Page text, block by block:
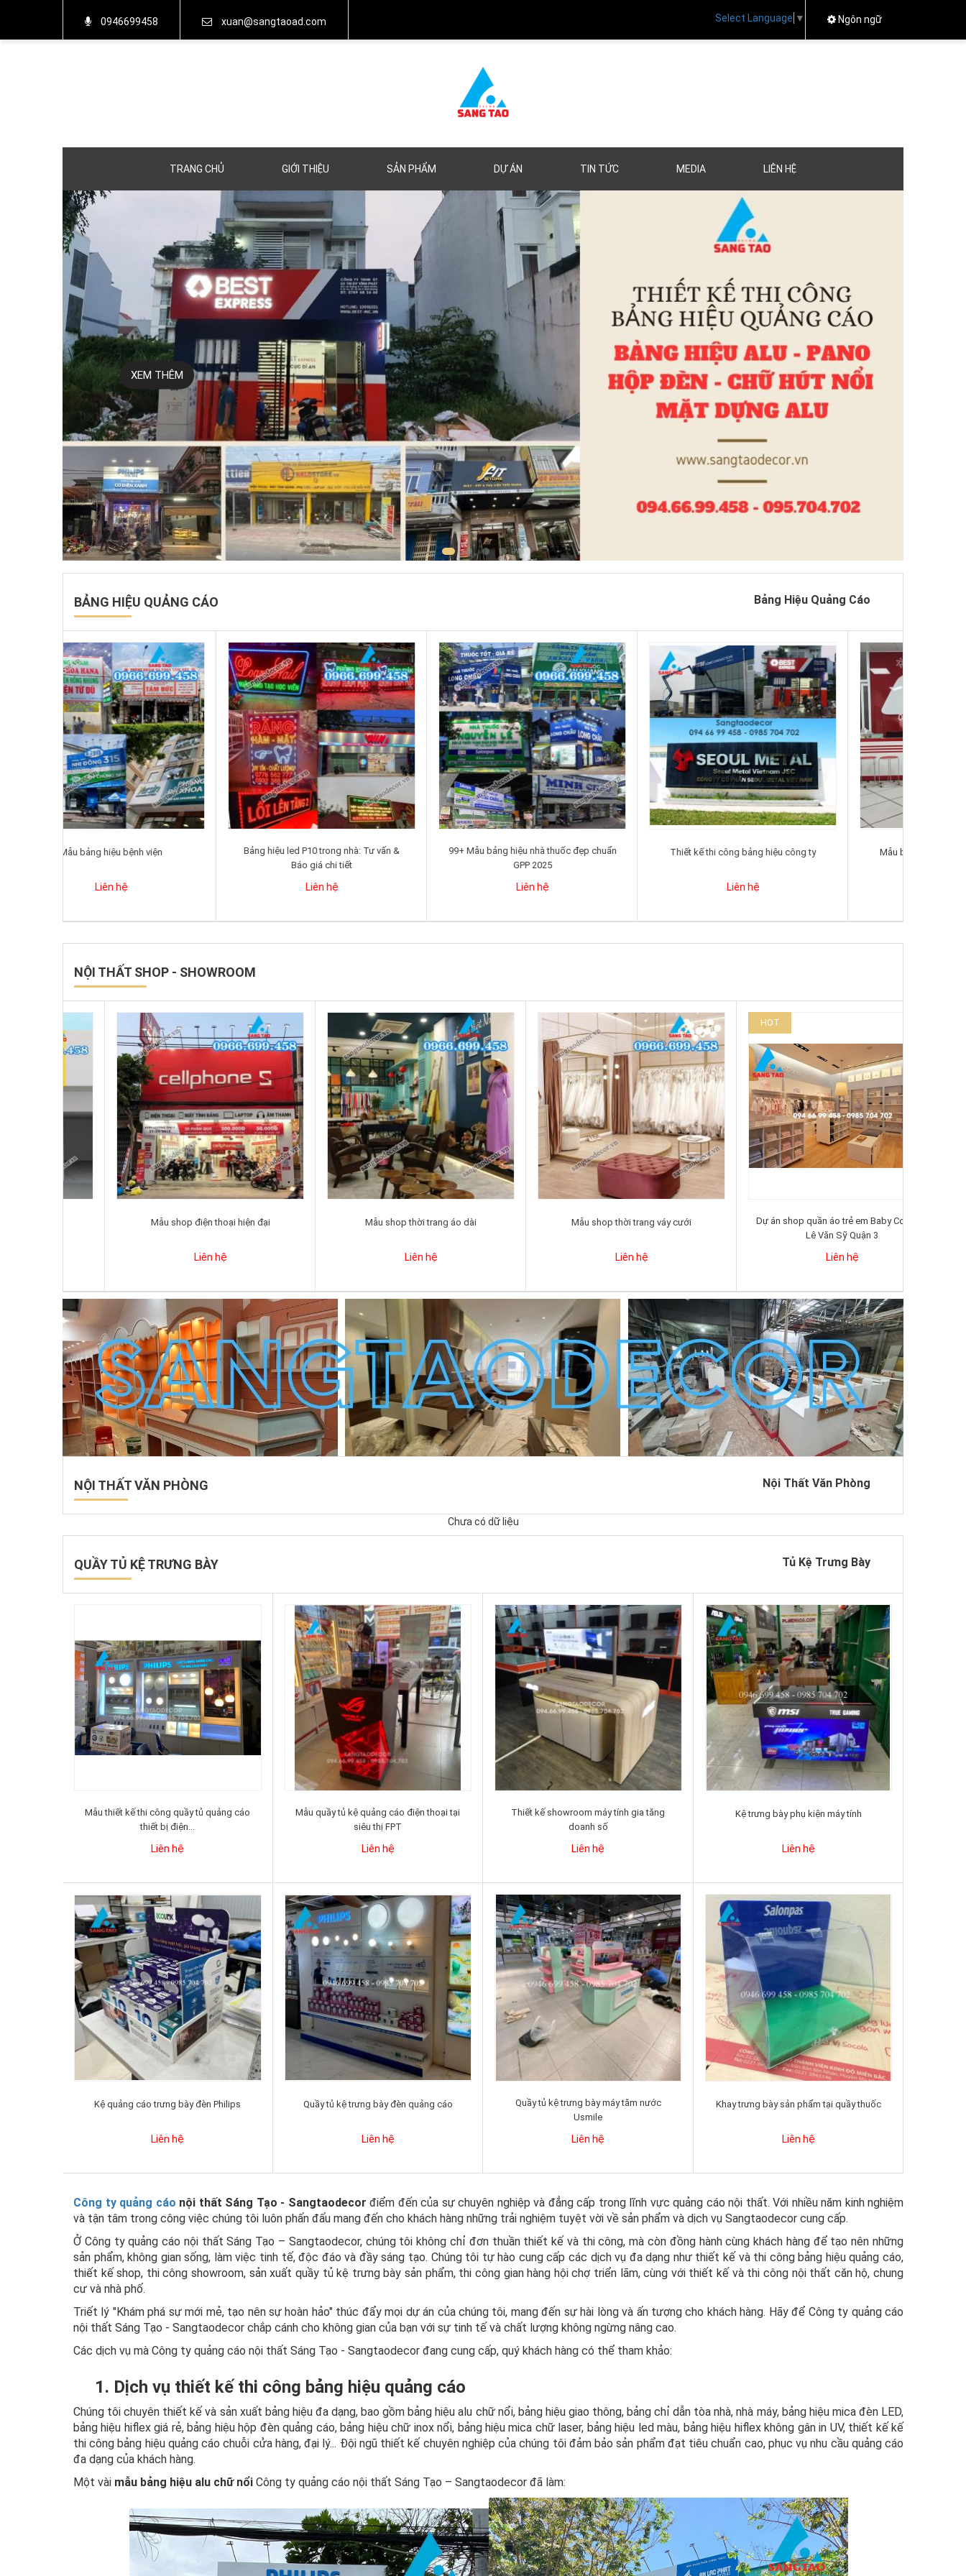
0946699458 xuan@sangtaoad.com Ngôn ngữ
Select Language ▼
TRANG CHỦ GIỚI THIỆU SẢN PHẨM DỰ ÁN TIN TỨC MEDIA LIÊN HỆ
XEM THÊM
BẢNG HIỆU QUẢNG CÁO Bảng Hiệu Quảng Cáo
Mẫu bảng hiệu bệnh viện
Bảng hiệu led P10 trong nhà: Tư vấn &
Báo giá chi tiết
99+ Mẫu bảng hiệu nhà thuốc đẹp chuẩn
Thiết kế thi công bảng hiệu công ty
NỘI THẤT SHOP - SHOWROOM
Mẫu shop điện thoại hiện đại Mẫu shop thời trang áo dài Mẫu shop thời trang váy cưới
HOT
Dự án shop quần áo trẻ em Baby Cottons,
Lê Văn Sỹ Quận 3
NỘI THẤT VĂN PHÒNG Nội Thất Văn Phòng
Chưa có dữ liệu
QUẦY TỦ KỆ TRƯNG BÀY Tủ Kệ Trưng Bày
Mẫu thiết kế thi công quầy tủ quảng cáo
thiết bị điện...
Liên hệ
Mẫu quầy tủ kệ quảng cáo điện thoại tại
siêu thị FPT
Liên hệ
Thiết kế showroom máy tính gia tăng
doanh số
Liên hệ
Kệ trưng bày phụ kiện máy tính
Liên hệ
Kệ quảng cáo trưng bày đèn Philips
Liên hệ
Quầy tủ kệ trưng bày đèn quảng cáo
Liên hệ
Quầy tủ kệ trưng bày máy tăm nước
Usmile
Liên hệ
Khay trưng bày sản phẩm tại quầy thuốc
Liên hệ
Công ty quảng cáo nội thất Sáng Tạo - Sangtaodecor điểm đến của sự chuyên nghiệp và đẳng cấp trong lĩnh vực quảng cáo nội thất. Với nhiều năm kinh nghiệm
và tận tâm trong công việc chúng tôi luôn phấn đấu mang đến cho khách hàng những trải nghiệm tuyệt vời về sản phẩm và dịch vụ Sangtaodecor cung cấp.
Ở Công ty quảng cáo nội thất Sáng Tạo – Sangtaodecor, chúng tôi không chỉ đơn thuần thiết kế và thi công, mà còn đồng hành cùng khách hàng để tạo nên những
sản phẩm, không gian sống, làm việc tinh tế, độc đáo và đầy sáng tạo. Chúng tôi tự hào cung cấp các dịch vụ đa dạng như thiết kế và thi công bảng hiệu quảng cáo,
thiết kế shop, thi công showroom, sản xuất quầy tủ kệ trưng bày sản phẩm, thi công gian hàng hội chợ triển lãm, cùng với thiết kế và thi công nội thất căn hộ, chung
cư và nhà phố.
Triết lý "Khám phá sự mới mẻ, tạo nên sự hoàn hảo" thúc đẩy mọi dự án của chúng tôi, mang đến sự hài lòng và ấn tượng cho khách hàng. Hãy để Công ty quảng cáo
nội thất Sáng Tạo - Sangtaodecor chắp cánh cho không gian của bạn với sự tinh tế và chất lượng không ngừng nâng cao.
Các dịch vụ mà Công ty quảng cáo nội thất Sáng Tạo - Sangtaodecor đang cung cấp, quý khách hàng có thể tham khảo:
1. Dịch vụ thiết kế thi công bảng hiệu quảng cáo
Chúng tôi chuyên thiết kế và sản xuất bảng hiệu đa dạng, bao gồm bảng hiệu alu chữ nổi, bảng hiệu giao thông, bảng chỉ dẫn tòa nhà, nhà máy, bảng hiệu mica đèn LED,
bảng hiệu hiflex giá rẻ, bảng hiệu hộp đèn quảng cáo, bảng hiệu chữ inox nổi, bảng hiệu mica chữ laser, bảng hiệu led màu, bảng hiệu hiflex không gân in UV, thiết kế kế
thi công bảng hiệu quảng cáo chuỗi cửa hàng, đại lý... Đội ngũ thiết kế chuyên nghiệp của chúng tôi đảm bảo sản phẩm đạt tiêu chuẩn cao, phục vụ nhu cầu quảng cáo
đa dạng của khách hàng.
Một vài mẫu bảng hiệu alu chữ nổi Công ty quảng cáo nội thất Sáng Tạo – Sangtaodecor đã làm: